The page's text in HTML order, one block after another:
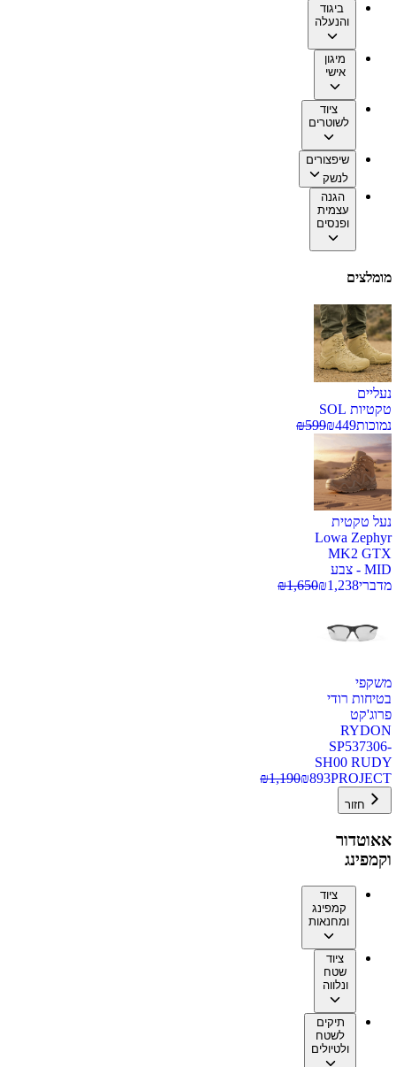
ביגוד
והנעלה
מיגון
אישי
ציוד
לשוטרים
שיפצורים
לנשק
הגנה
עצמית
ופנסים
מומלצים
נעליים
טקטיות SOL
נמוכות
₪449
₪599
נעל טקטית
Lowa Zephyr
MK2 GTX
MID - צבע
מדברי
₪1,238
₪1,650
משקפי
בטיחות רודי
פרוג'קט
RYDON
SP537306-
SH00 RUDY
PROJECT
₪893
₪1,190
חזור
אאוטדור
וקמפינג
ציוד
קמפינג
ומחנאות
ציוד
שטח
ונלווה
תיקים
לשטח
ולטיולים